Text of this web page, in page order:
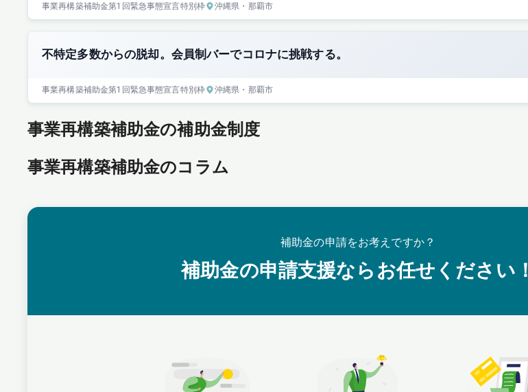
事業再構築補助金第1回緊急事態宣言特別枠 沖縄県 ・那覇市
不特定多数からの脱却。会員制バーでコロナに挑戦する。
事業再構築補助金第1回緊急事態宣言特別枠 沖縄県 ・那覇市
事業再構築補助金の補助金制度
事業再構築補助金のコラム
補助金の申請をお考えですか？
補助金の申請支援ならお任せください！